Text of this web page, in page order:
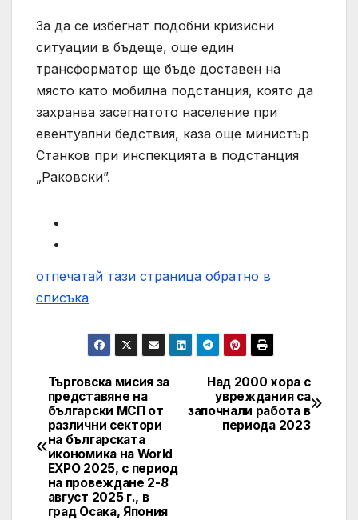
За да се избегнат подобни кризисни
ситуации в бъдеще, още един
трансформатор ще бъде доставен на
място като мобилна подстанция, която да
захранва засегнатото население при
евентуални бедствия, каза още министър
Станков при инспекцията в подстанция
„Раковски”.
отпечатай тази страница обратно в
списъка
Post
navigation
Над 2000 хора с
увреждания са
започнали работа в
периода 2023
Търговска мисия за
представяне на
български МСП от
различни сектори
на българската
икономика на World
EXPO 2025, с период
на провеждане 2-8
август 2025 г., в
град Осака, Япония